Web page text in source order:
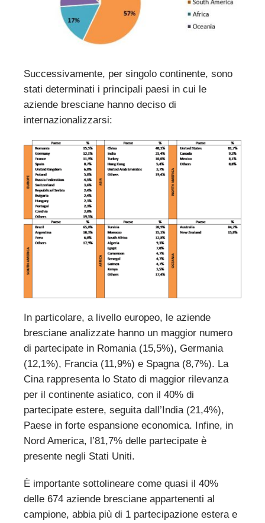
Successivamente, per singolo continente, sono
stati determinati i principali paesi in cui le
aziende bresciane hanno deciso di
internazionalizzarsi:
In particolare, a livello europeo, le aziende
bresciane analizzate hanno un maggior numero
di partecipate in Romania (15,5%), Germania
(12,1%), Francia (11,9%) e Spagna (8,7%). La
Cina rappresenta lo Stato di maggior rilevanza
per il continente asiatico, con il 40% di
partecipate estere, seguita dall’India (21,4%),
Paese in forte espansione economica. Infine, in
Nord America, l’81,7% delle partecipate è
presente negli Stati Uniti.
È importante sottolineare come quasi il 40%
delle 674 aziende bresciane appartenenti al
campione, abbia più di 1 partecipazione estera e